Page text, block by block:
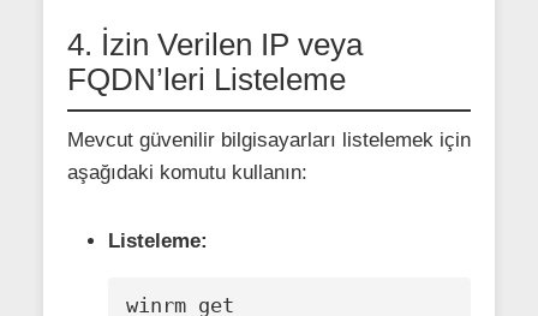
4. İzin Verilen IP veya
FQDN’leri Listeleme
Mevcut güvenilir bilgisayarları listelemek için
aşağıdaki komutu kullanın:
Listeleme:
winrm get